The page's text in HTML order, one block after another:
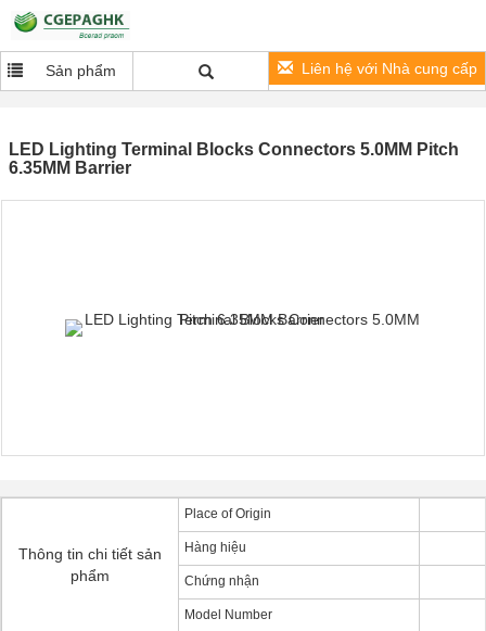
Sản phẩm Liên hệ với Nhà cung cấp
LED Lighting Terminal Blocks Connectors 5.0MM Pitch
6.35MM Barrier
Thông tin chi tiết sản
phẩm
Place of Origin
Hàng hiệu
Chứng nhận
Model Number